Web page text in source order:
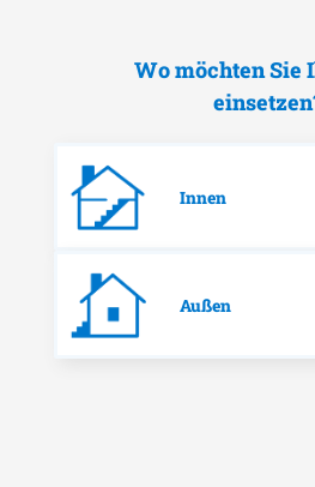
Wo möchten Sie
Innen
Außen